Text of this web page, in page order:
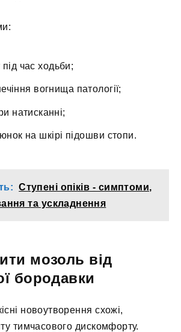
час ходьби;
вогнища патології;
натисканні;
на шкірі підошви стопи.
Ступені опіків - симптоми,
та ускладнення
мозоль від
бородавки
новоутворення схожі,
тимчасового дискомфорту.